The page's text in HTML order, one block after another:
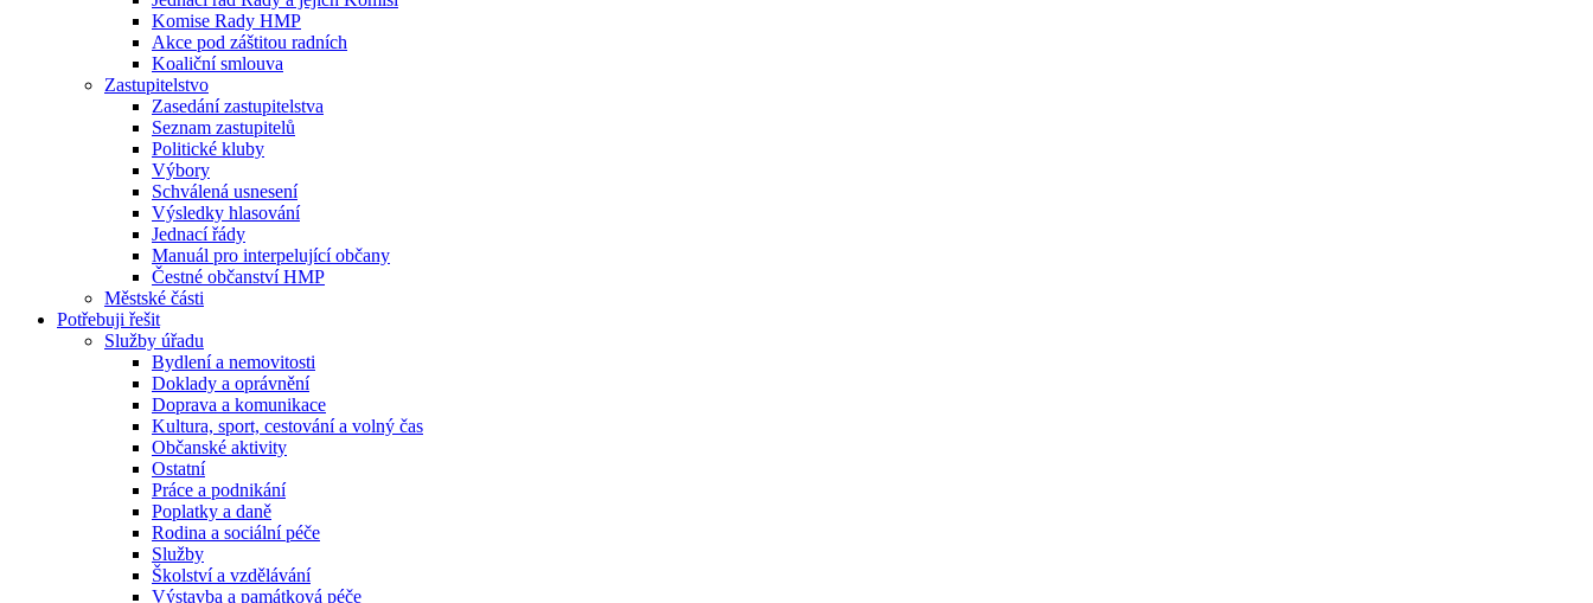
Komise Rady HMP
Akce pod záštitou radních
Koaliční smlouva
Zastupitelstvo
Zasedání zastupitelstva
Seznam zastupitelů
Politické kluby
Výbory
Schválená usnesení
Výsledky hlasování
Jednací řády
Manuál pro interpelující občany
Čestné občanství HMP
Městské části
Potřebuji řešit
Služby úřadu
Bydlení a nemovitosti
Doklady a oprávnění
Doprava a komunikace
Kultura, sport, cestování a volný čas
Občanské aktivity
Ostatní
Práce a podnikání
Poplatky a daně
Rodina a sociální péče
Služby
Školství a vzdělávání
Výstavba a památková péče